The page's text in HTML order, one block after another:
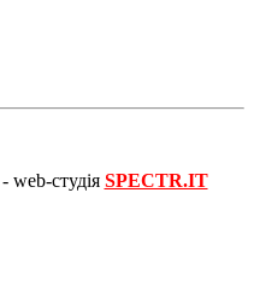
web-студія SPECTR.IT